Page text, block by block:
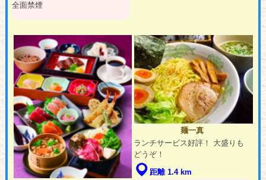
全面禁煙
麺一真
ランチサービス好評！ 大盛りも
どうぞ！
距離 1.4 km